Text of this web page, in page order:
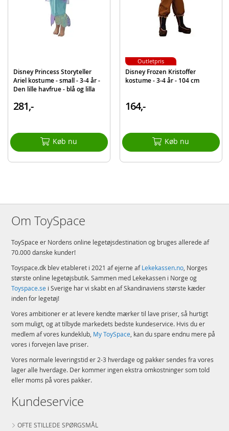
: For bedst muligt holdbarhed anbefales håndvask.
Gabbys dukkehus
Disney Princess Storyteller
Ariel kostume - small - 3-4 år -
Den lille havfrue - blå og lilla
281,-
Køb nu
Disney Frozen Kristoffer
kostume - 3-4 år - 104 cm
164,-
Køb nu
Outletpris
Om ToySpace
ToySpace er Nordens online legetøjsdestination og bruges allerede af
70.000 danske kunder!
Toyspace.dk blev etableret i 2021 af ejerne afLekekassen.no, Norges
største online legetøjsbutik. Sammen med Lekekassen i Norge og
Toyspace.se i Sverige har vi skabt en af Skandinaviens største kæder
inden for legetøj!
Vores ambitioner er at levere kendte mærker til lave priser, så hurtigt
som muligt, og at tilbyde markedets bedste kundeservice. Hvis du er
medlem af vores kundeklub, My ToySpace, kan du spare endnu mere på
vores i forvejen lave priser.
Vores normale leveringstid er 2-3 hverdage og pakker sendes fra vores
lager alle hverdage. Der kommer ingen ekstra omkostninger som told
eller moms på vores pakker.
Kundeservice
OFTE STILLEDE SPØRGSMÅL